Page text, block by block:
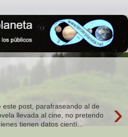
›
este post, parafraseando al de
llevada al cine, no pretendo
tienen datos cientí...